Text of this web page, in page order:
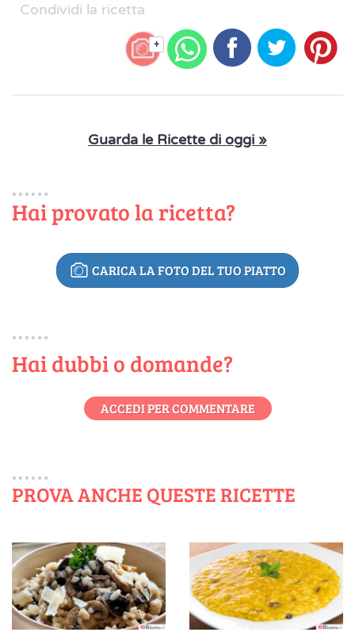
Condividi la ricetta
+
Guarda le Ricette di oggi »
Hai provato la ricetta?
CARICA LA FOTO DEL TUO PIATTO
Hai dubbi o domande?
ACCEDI PER COMMENTARE
PROVA ANCHE QUESTE RICETTE